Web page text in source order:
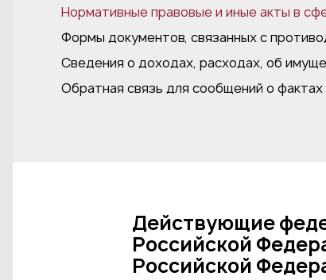
Нормативные правовые и иные акты в
Формы документов, связанных с
Сведения о доходах, расходах, об
Обратная связь для сообщений о фактах
Действующие
Российской
Российской